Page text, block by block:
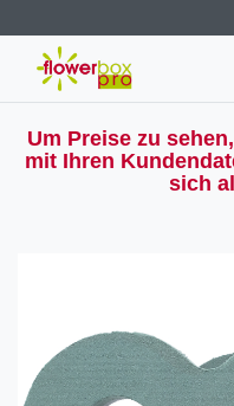
Um Preise zu
mit Ihren
sich